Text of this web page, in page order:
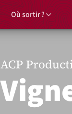
Où sortir ?
ACP